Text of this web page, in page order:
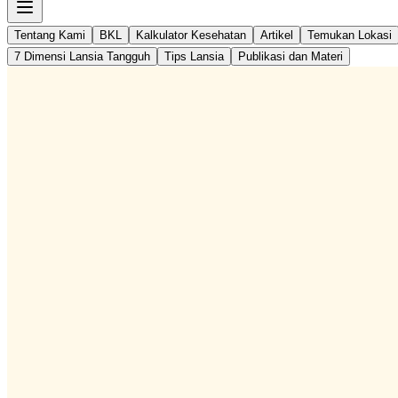
Tentang Kami BKL Kalkulator Kesehatan Artikel Temukan Lokasi
7 Dimensi Lansia Tangguh
Tips Lansia Publikasi dan Materi